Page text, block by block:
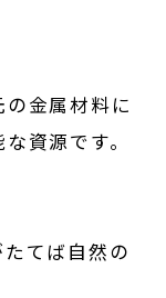
金属材料に
資源です。
てば自然の